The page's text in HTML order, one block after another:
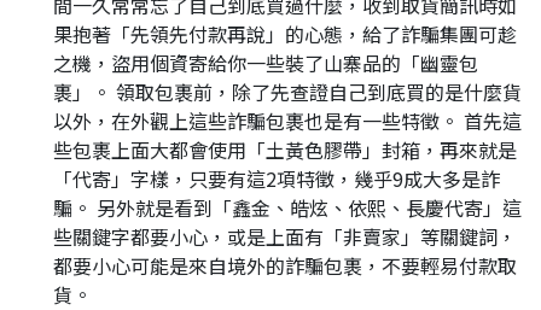
果抱著「先領先付款再說」的心態，給了詐騙集團可趁
之機，盜用個資寄給你一些裝了山寨品的「幽靈包
裹」。 領取包裹前，除了先查證自己到底買的是什麼貨
以外，在外觀上這些詐騙包裹也是有一些特徵。 首先這
些包裹上面大都會使用「土黃色膠帶」封箱，再來就是
「代寄」字樣，只要有這2項特徵，幾乎9成大多是詐
騙。 另外就是看到「鑫金、皓炫、依熙、長慶代寄」這
些關鍵字都要小心，或是上面有「非賣家」等關鍵詞，
都要小心可能是來自境外的詐騙包裹，不要輕易付款取
貨。